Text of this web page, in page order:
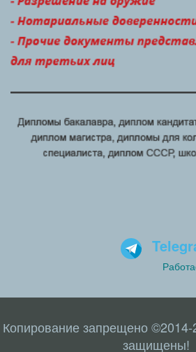
Копирование запрещено
защищены!